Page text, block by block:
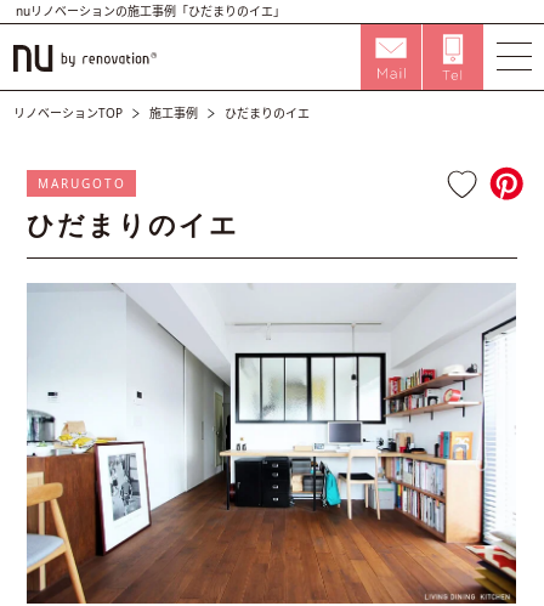
nuリノベーションの施工事例「ひだまりのイエ」
リノベーションTOP 施工事例 ひだまりのイエ
MARUGOTO
ひだまりのイエ